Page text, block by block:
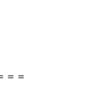
＝＝